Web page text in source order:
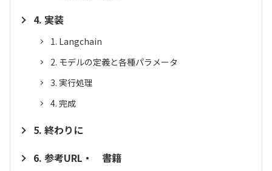
実装
Langchain
モデルの定義と各種パラメータ
実行処理
完成
終わりに
参考URL・ 書籍